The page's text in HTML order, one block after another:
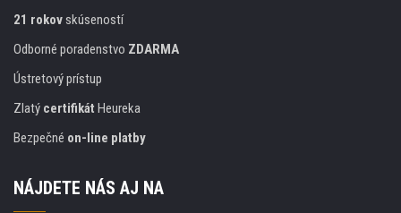
21 rokovskúseností
Odborné poradenstvo ZDARMA
Ústretový prístup
Zlatý certifikát Heureka
Bezpečné on-line platby
NÁJDETE NÁS AJ NA